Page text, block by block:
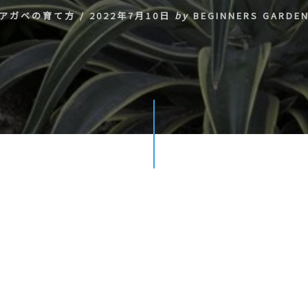
ガベの育て方/ 2022年7月10日 by BEGINNERS